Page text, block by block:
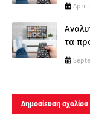
April
τα
Δημοσίευση σχολίου